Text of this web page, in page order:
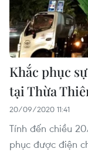
Khắc phục
tại Thừa
20/09/2020 11:41
Tính đến chiều
phục được điện